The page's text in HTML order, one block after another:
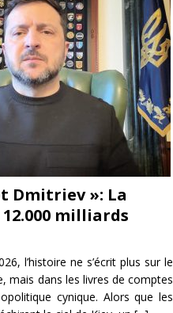
Dmitriev »: La
milliards
l’histoire ne s’écrit plus sur le
mais dans les livres de comptes
cynique. Alors que les